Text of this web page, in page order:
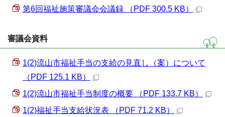
第6回福祉施策審議会会議録 （PDF 300.5 KB）
審議会資料
1(2)流山市福祉手当の支給の見直し（案）について
（PDF 125.1 KB）
1(2)流山市福祉手当制度の概要 （PDF 133.7 KB）
1(2)福祉手当支給状況表 （PDF 71.2 KB）